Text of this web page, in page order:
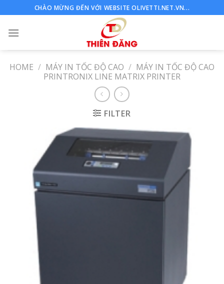
to
content
CHÀO MỪNG ĐẾN VỚI WEBSITE OLIVETTI.NET.VN...
HOME / MÁY IN TỐC ĐỘ CAO / MÁY IN TỐC ĐỘ CAO
PRINTRONIX LINE MATRIX PRINTER
FILTER